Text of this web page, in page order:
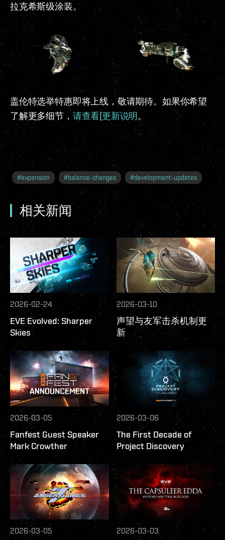
拉克希斯级涂装。
盖伦特选举特惠即将上线，敬请期待。如果你希望
了解更多细节， 请查看[更新说明。
#expansion #balance-changes #development-updates
相关新闻
2026-02-24
EVE Evolved: Sharper
Skies
2026-03-10
声望与友军击杀机制更
新
2026-03-05
Fanfest Guest Speaker
Mark Crowther
2026-03-06
The First Decade of
Project Discovery
2026-03-05 2026-03-03